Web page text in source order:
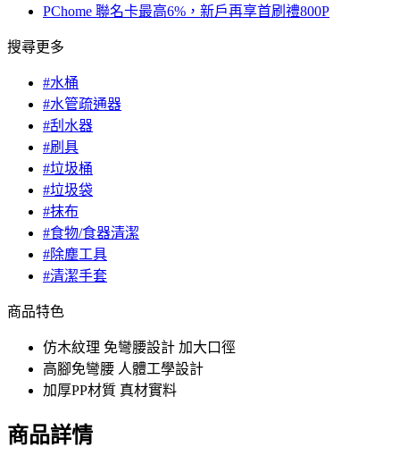
PChome 聯名卡最高6%，新戶再享首刷禮800P
搜尋更多
#水桶
#水管疏通器
#刮水器
#刷具
#垃圾桶
#垃圾袋
#抹布
#食物/食器清潔
#除塵工具
#清潔手套
商品特色
仿木紋理 免彎腰設計 加大口徑
高腳免彎腰 人體工學設計
加厚PP材質 真材實料
商品詳情